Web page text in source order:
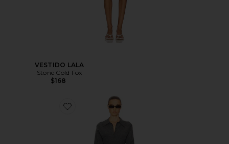
VESTIDO LALA
Stone Cold Fox
$168